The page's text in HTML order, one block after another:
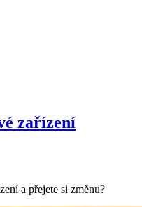
zařízení
a přejete si změnu?